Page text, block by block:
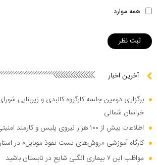
همه موارد
آخرین اخبار
برگزاری دومین جلسه کارگروه کالبدی و زیربنایی
خراسان شمالی
اطلاعات بیش از ۱۰۰ هزار نیروی پلیس و کارمند امنیتی بریتانیا هک شد
کارگاه آموزشی «روش‌های تست نفوذ موبایل» در
مواظب این ۷ بیماری انگلی شایع در تابستان باشید